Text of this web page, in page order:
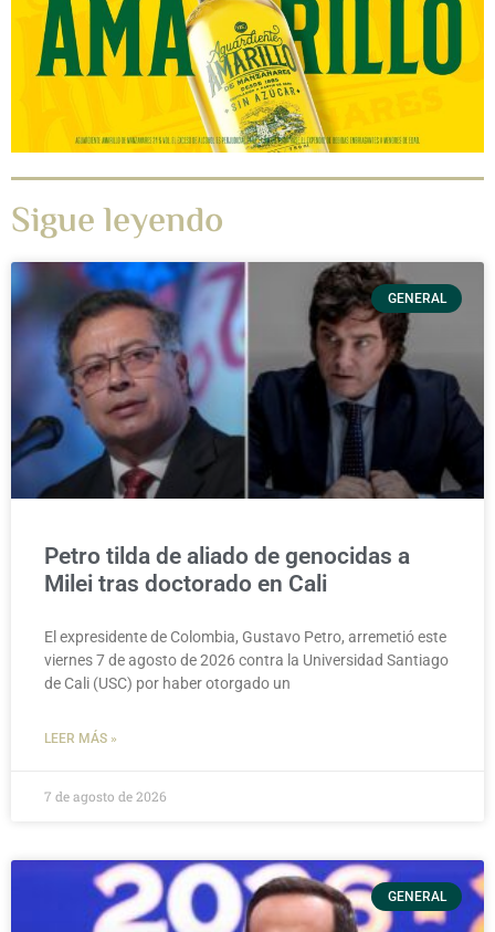
Sigue leyendo
GENERAL
Petro tilda de aliado de genocidas a
Milei tras doctorado en Cali
El expresidente de Colombia, Gustavo Petro, arremetió este
viernes 7 de agosto de 2026 contra la Universidad Santiago
de Cali (USC) por haber otorgado un
LEER MÁS »
7 de agosto de 2026
GENERAL